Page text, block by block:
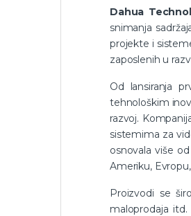
Dahua
snimanja
projekte i
zaposlenih u
Od lansiranja
tehnološkim
razvoj.
sistemima za
osnovala više
Ameriku,
Proizvodi se
maloprodaja